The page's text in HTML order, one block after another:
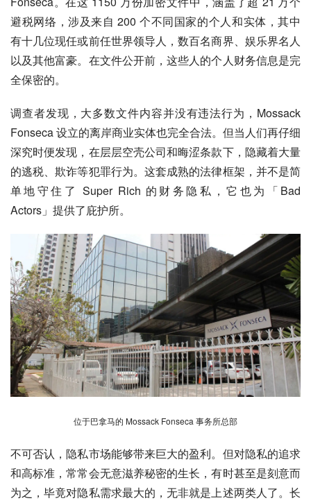
避税网络，涉及来自 200 个不同国家的个人和实体，其中
有十几位现任或前任世界领导人，数百名商界、娱乐界名人
以及其他富豪。在文件公开前，这些人的个人财务信息是完
全保密的。
调查者发现，大多数文件内容并没有违法行为，Mossack
Fonseca 设立的离岸商业实体也完全合法。但当人们再仔细
深究时便发现，在层层空壳公司和晦涩条款下，隐藏着大量
的逃税、欺诈等犯罪行为。这套成熟的法律框架，并不是简
单地守住了 Super Rich 的财务隐私，它也为「Bad
Actors」提供了庇护所。
位于巴拿马的 Mossack Fonseca 事务所总部
不可否认，隐私市场能够带来巨大的盈利。但对隐私的追求
和高标准，常常会无意滋养秘密的生长，有时甚至是刻意而
为之，毕竟对隐私需求最大的，无非就是上述两类人了。长